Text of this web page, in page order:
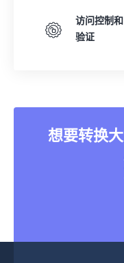
访问控制和
验证
想要转换